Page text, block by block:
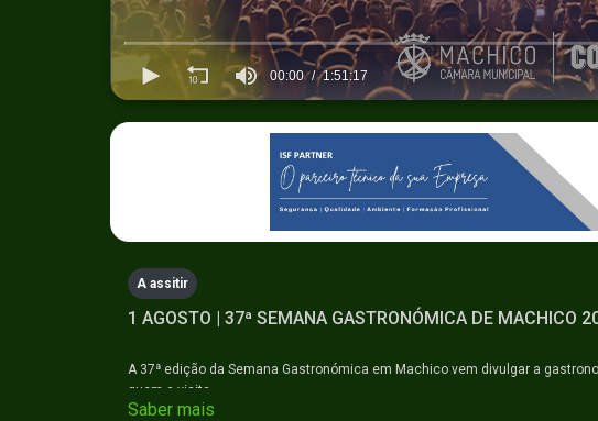
seconds
of
17
secondsVolume
90%
00:00 1:51:17
A assitir
1 AGOSTO | 37ª SEMANA GASTRONÓMICA DE MACHICO
A 37ª edição da Semana Gastronómica em Machico vem divulgar a
quem a visita.
Saber mais